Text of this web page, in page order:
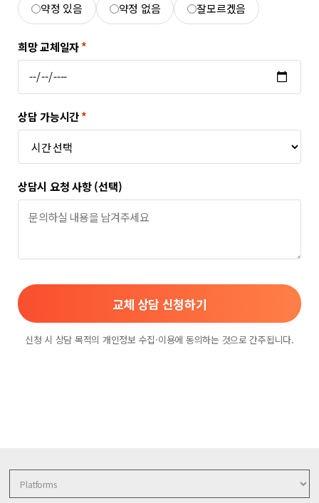
약정 있음
약정 없음 잘모르겠음
희망 교체일자*
상담 가능시간*
상담시 요청 사항 (선택)
교체 상담 신청하기
신청 시 상담 목적의 개인정보 수집·이용에 동의하는 것으로 간주됩니다.